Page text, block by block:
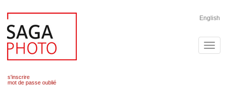
English
s'inscrire
mot de passe oublié